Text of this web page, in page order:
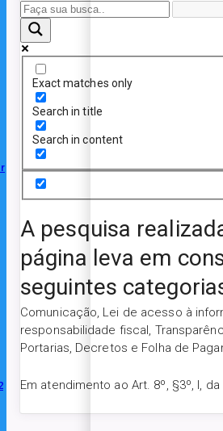
Exact matches only
Search in title
Search in content
A pesquisa
página leva em
seguintes
Comunicação, Lei de acesso à
responsabilidade fiscal,
Portarias, Decretos e Folha de
Em atendimento ao Art. 8º, §3º, I, da